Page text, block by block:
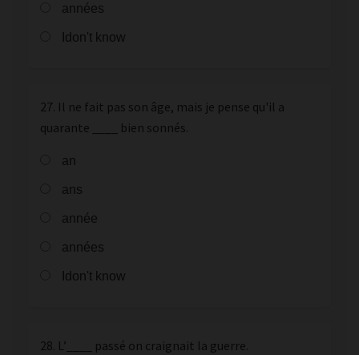
années
Idon't know
27. Il ne fait pas son âge, mais je pense qu'il a
quarante ____ bien sonnés.
an
ans
année
années
Idon't know
28. L’____ passé on craignait la guerre.